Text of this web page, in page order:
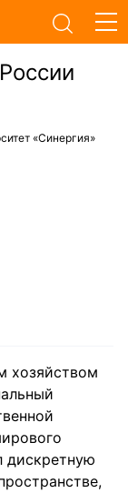
«Синергия»
хозяйством
дискретную